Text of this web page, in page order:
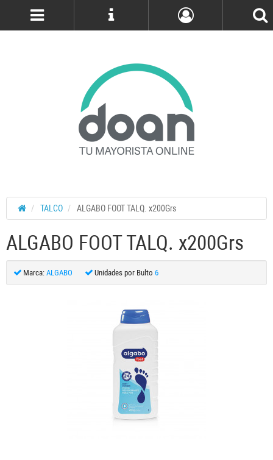
TALCO ALGABO FOOT TALQ. x200Grs
ALGABO FOOT TALQ. x200Grs
Marca: ALGABO Unidades por Bulto 6